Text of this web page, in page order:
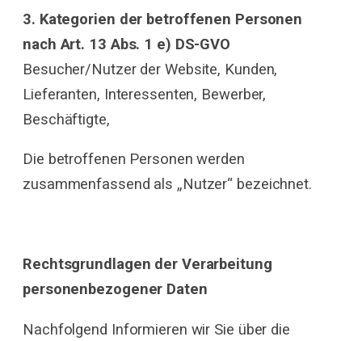
3. Kategorien der betroffenen Personen
nach Art. 13 Abs. 1 e) DS-GVO
Besucher/Nutzer der Website, Kunden,
Lieferanten, Interessenten, Bewerber,
Beschäftigte,
Die betroffenen Personen werden
zusammenfassend als „Nutzer“ bezeichnet.
Rechtsgrundlagen der Verarbeitung
personenbezogener Daten
Nachfolgend Informieren wir Sie über die